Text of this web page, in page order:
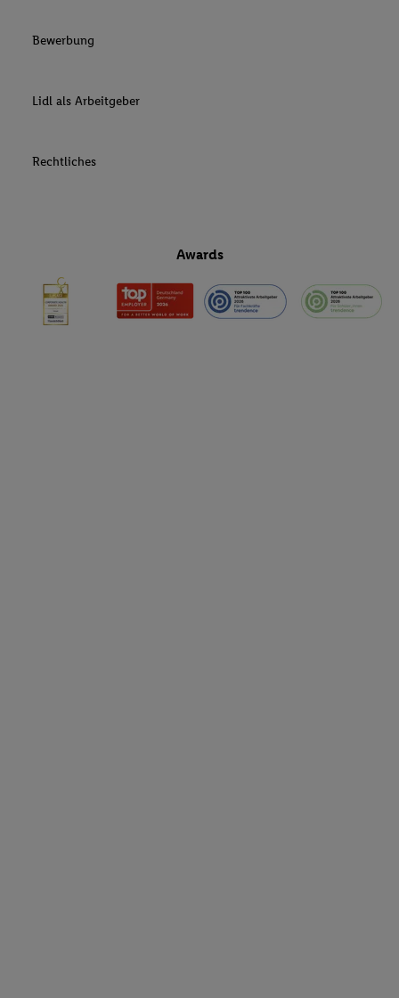
Bewerbung
Lidl als Arbeitgeber
Rechtliches
Awards